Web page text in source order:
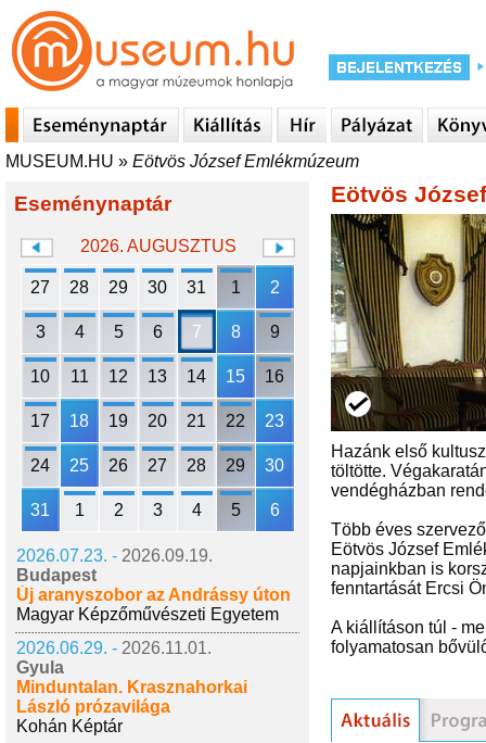
MUSEUM.HU » Eötvös József Emlékmúzeum
Eseménynaptár
2026. AUGUSZTUS
27 28 29 30 31 1 2
3 4 5 6 7 8 9
10 11 12 13 14 15 16
17 18 19 20 21 22 23
24 25 26 27 28 29 30
31 1 2 3 4 5 6
2026.07.23. - 2026.09.19.
Budapest
Új aranyszobor az Andrássy úton
Magyar Képzőművészeti Egyetem
2026.06.29. - 2026.11.01.
Gyula
Minduntalan. Krasznahorkai
László prózavilága
Kohán Képtár
Eötvös
Hazánk első
töltötte.
vendégházban
Több éves
Eötvös József
napjainkban is
fenntartását Ercsi
A kiállításon túl -
folyamatosan